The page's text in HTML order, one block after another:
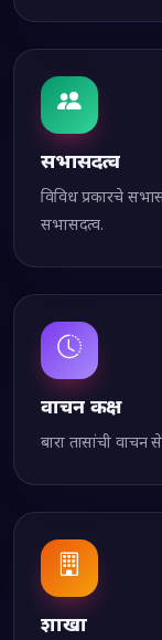
सभासदत्व
विविध प्रकारचे
सभासदत्व.
वाचन कक्ष
बारा तासांची वाचन
शाखा